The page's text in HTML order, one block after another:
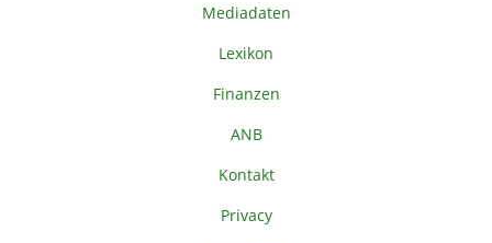
Mediadaten
Lexikon
Finanzen
ANB
Kontakt
Privacy